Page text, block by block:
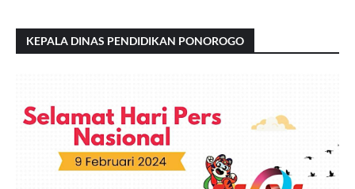
KEPALA DINAS PENDIDIKAN PONOROGO